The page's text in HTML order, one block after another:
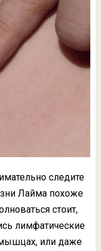
следите
Лайма похоже
стоит,
лимфатические
мышцах, или даже